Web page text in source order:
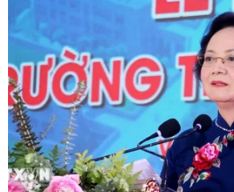
24/07/2026 12:42
Ký kết hợp tác truyền thông giữa
Viện Kiểm sát Nhân dân Tối cao và 3
cơ quan thông tấn, báo chí
24/07/2026 11:54
Lan tỏa giá trị các tác phẩm bảo vệ